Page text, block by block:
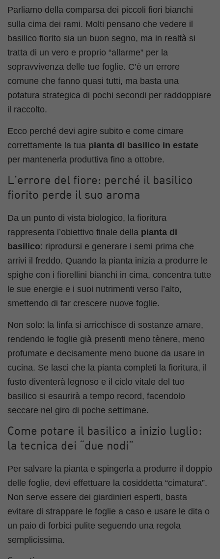
Parliamo della comparsa dei piccoli fiori bianchi
sulla cima dei rami. Molti pensano che vedere il
basilico fiorito sia un buon segno, ma in realtà si
tratta di un vero e proprio “allarme” per la
sopravvivenza delle tue foglie. C’è un errore
comune che fanno quasi tutti, ma basta una
potatura strategica di pochi secondi per raddoppiare
il raccolto.
Ecco perché devi agire subito e come cimare
correttamente la tua pianta di basilico in estate
per mantenerla produttiva fino a ottobre.
L’errore del fiore: perché il basilico
fiorito perde il suo aroma
Da un punto di vista biologico, la fioritura
rappresenta l’obiettivo finale della pianta di
basilico: riprodursi e generare i semi prima che
arrivi il freddo. Quando la pianta inizia a produrre le
spighe con i fiorellini bianchi in cima, concentra tutte
le sue energie e i suoi nutrimenti verso l’alto,
smettendo di far crescere nuove foglie.
Non solo: la linfa si arricchisce di sostanze amare,
rendendo le foglie già presenti meno tènere, meno
profumate e decisamente meno buone da usare in
cucina. Se lasci che la pianta completi la fioritura, il
fusto diventerà legnoso e il ciclo vitale del tuo
basilico si esaurirà a tempo record, facendolo
seccare nel giro di poche settimane.
Come potare il basilico a inizio luglio:
la tecnica dei “due nodi”
Per salvare la pianta e spingerla a produrre il doppio
delle foglie, devi effettuare la cosiddetta “cimatura”.
Non serve essere dei giardinieri esperti, basta
evitare di strappare le foglie a caso e usare le dita o
un paio di forbici pulite seguendo una regola
semplicissima.